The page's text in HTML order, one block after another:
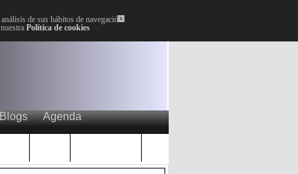
x
de sus hábitos de navegación.
Política de cookies
Blogs Agenda